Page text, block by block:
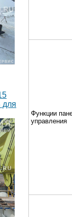
для
Функции
управления